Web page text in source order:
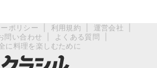
ポリシー 利用規約 運営会社
問い合わせ
よくある質問
に料理を楽しむために